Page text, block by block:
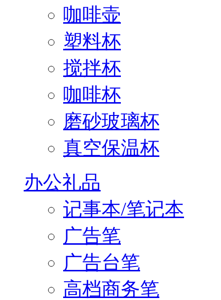
咖啡壶
塑料杯
搅拌杯
咖啡杯
磨砂玻璃杯
真空保温杯
办公礼品
记事本/笔记本
广告笔
广告台笔
高档商务笔